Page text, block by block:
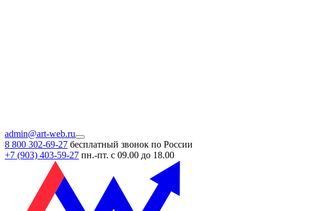
admin@art-web.ru
8 800 302-69-27 бесплатный звонок по России
+7 (903) 403-59-27 пн.-пт. с 09.00 до 18.00